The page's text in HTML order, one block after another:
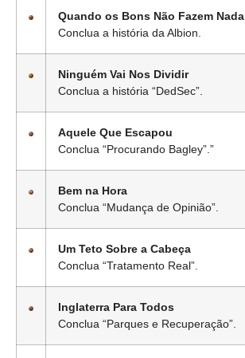
Quando os Bons Não Fazem Nada
Conclua a história da Albion.
Ninguém Vai Nos Dividir
Conclua a história “DedSec”.
Aquele Que Escapou
Conclua “Procurando Bagley”.”
Bem na Hora
Conclua “Mudança de Opinião”.
Um Teto Sobre a Cabeça
Conclua “Tratamento Real”.
Inglaterra Para Todos
Conclua “Parques e Recuperação”.